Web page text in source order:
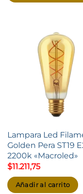
múltiples
variantes.
en
la
página
de
producto
Lampara Led
Golden Pera ST19
2200k «Macroled»
$11.211,75
Añadir al carrito